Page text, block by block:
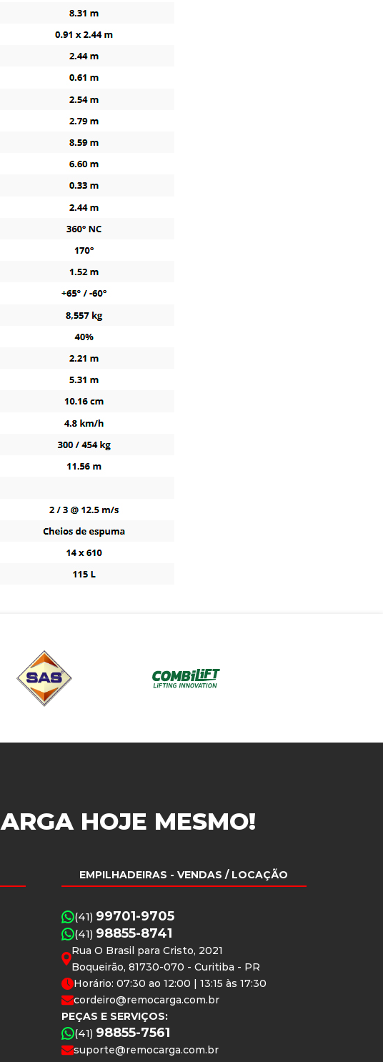
HOJE MESMO!
EMPILHADEIRAS - VENDAS / LOCAÇÃO
(41) 99701-9705
(41) 98855-8741
Rua O Brasil para Cristo, 2021
Boqueirão, 81730-070 - Curitiba - PR
Horário: 07:30 ao 12:00 | 13:15 às 17:30
cordeiro@remocarga.com.br
PEÇAS E SERVIÇOS:
(41) 98855-7561
suporte@remocarga.com.br